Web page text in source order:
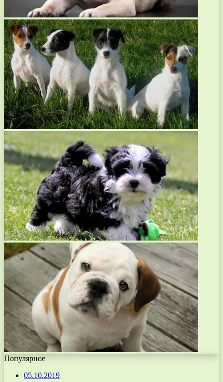
Популярное
05.10.2019